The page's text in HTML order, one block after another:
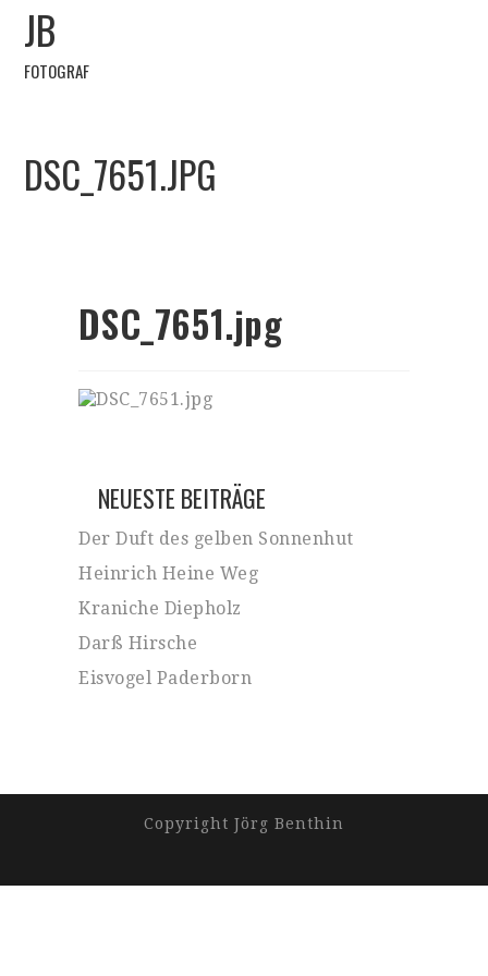
JB
FOTOGRAF
DSC_7651.JPG
DSC_7651.jpg
NEUESTE BEITRÄGE
Der Duft des gelben Sonnenhut
Heinrich Heine Weg
Kraniche Diepholz
Darß Hirsche
Eisvogel Paderborn
Copyright Jörg Benthin